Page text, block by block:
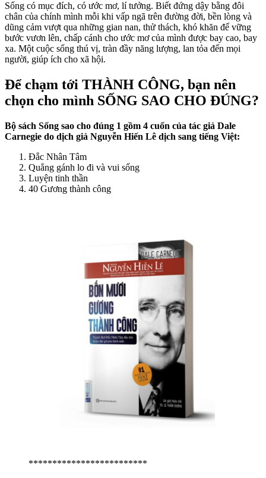
Sống có mục đích, có ước mơ, lí tưởng. Biết đứng dậy bằng đôi
chân của chính mình mỗi khi vấp ngã trên đường đời, bền lòng và
dũng cảm vượt qua những gian nan, thử thách, khó khăn để vững
bước vươn lên, chấp cánh cho ước mơ của mình được bay cao, bay
xa. Một cuộc sống thú vị, tràn đầy năng lượng, lan tỏa đến mọi
người, giúp ích cho xã hội.
Để chạm tới THÀNH CÔNG, bạn nên
chọn cho mình SỐNG SAO CHO ĐÚNG?
Bộ sách Sống sao cho đúng 1 gồm 4 cuốn của tác giả Dale
Carnegie do dịch giả Nguyễn Hiến Lê dịch sang tiếng Việt:
Đắc Nhân Tâm
Quẳng gánh lo đi và vui sống
Luyện tinh thần
40 Gương thành công
*************************